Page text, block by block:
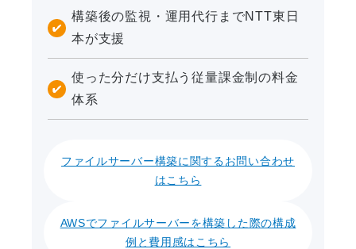
構築後の監視・運用代行までNTT東日
本が支援
使った分だけ支払う従量課金制の料金
体系
ファイルサーバー構築に関するお問い合わせ
はこちら
AWSでファイルサーバーを構築した際の構成
例と費用感はこちら